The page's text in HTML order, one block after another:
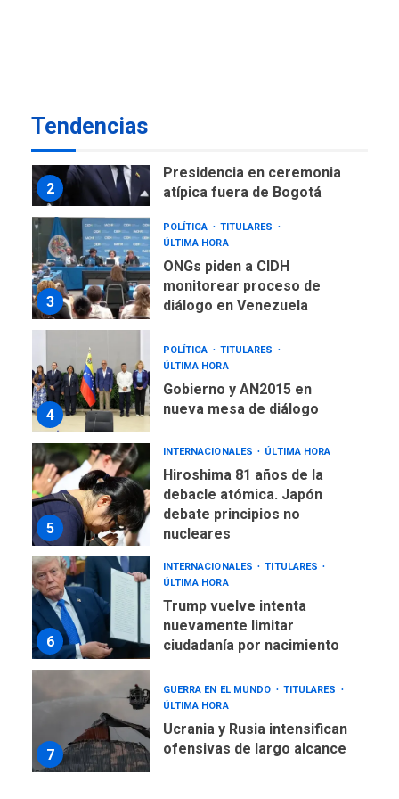
Tendencias
2
Presidencia en ceremonia
atípica fuera de Bogotá
3
POLÍTICA
TITULARES
ÚLTIMA HORA
ONGs piden a CIDH
monitorear proceso de
diálogo en Venezuela
4
POLÍTICA
TITULARES
ÚLTIMA HORA
Gobierno y AN2015 en
nueva mesa de diálogo
5
INTERNACIONALES ÚLTIMA HORA
Hiroshima 81 años de la
debacle atómica. Japón
debate principios no
nucleares
6
INTERNACIONALES
TITULARES
ÚLTIMA HORA
Trump vuelve intenta
nuevamente limitar
ciudadanía por nacimiento
7
GUERRA EN EL MUNDO
TITULARES
ÚLTIMA HORA
Ucrania y Rusia intensifican
ofensivas de largo alcance